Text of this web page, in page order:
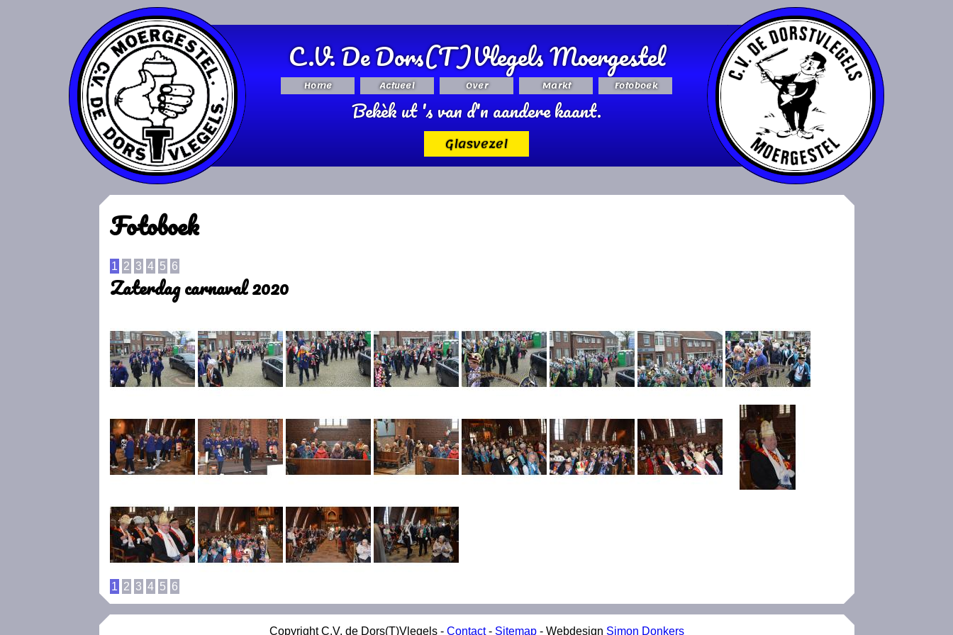
C.V. De Dors(T)Vlegels Moergestel
Home Actueel Over Markt Fotoboek
Bekèk ut 's van d'n aandere kaant.
Glasvezel
Fotoboek
1 2 3 4 5 6
Zaterdag carnaval 2020
1 2 3 4 5 6
Copyright C.V. de Dors(T)Vlegels - Contact- Sitemap- Webdesign Simon Donkers